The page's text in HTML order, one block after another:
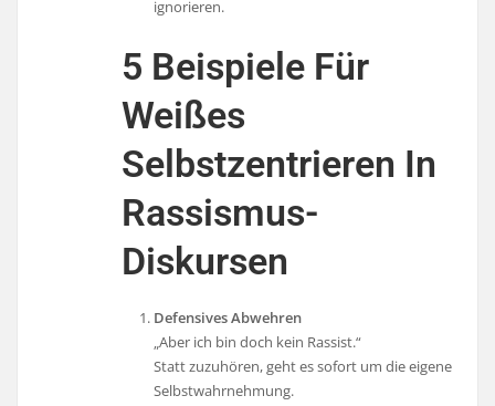
ignorieren.
5 Beispiele Für
Weißes
Selbstzentrieren In
Rassismus-
Diskursen
Defensives Abwehren
„Aber ich bin doch kein Rassist.“
Statt zuzuhören, geht es sofort um die eigene
Selbstwahrnehmung.